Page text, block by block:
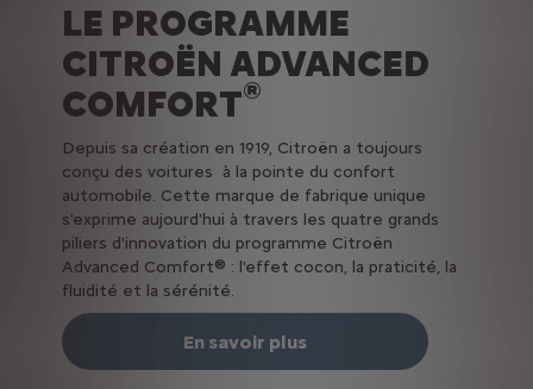
LE PROGRAMME
CITROËN ADVANCED
COMFORT®
Depuis sa création en 1919, Citroën a toujours
conçu des voitures à la pointe du confort
automobile. Cette marque de fabrique unique
s'exprime aujourd'hui à travers les quatre grands
piliers d'innovation du programme Citroën
Advanced Comfort® : l'effet cocon, la praticité, la
fluidité et la sérénité.
En savoir plus